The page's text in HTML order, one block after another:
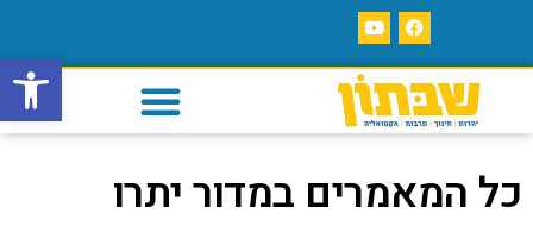
פתח
כל המאמרים במדור יתרו